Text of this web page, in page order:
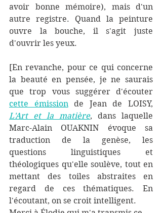
avoir bonne mémoire), mais d'un
autre registre. Quand la peinture
ouvre la bouche, il s'agit juste
d'ouvrir les yeux.
[En revanche, pour ce qui concerne
la beauté en pensée, je ne saurais
cette émission
L'Art et la matière, dans laquelle
Marc-Alain OUAKNIN évoque sa
traduction de la genèse, les
questions linguistiques et
théologiques qu'elle soulève, tout en
mettant des toiles abstraites en
regard de ces thématiques. En
l'écoutant, on se croit intelligent.